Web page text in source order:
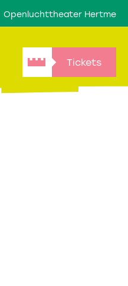
Openluchttheater Hertme
Tickets